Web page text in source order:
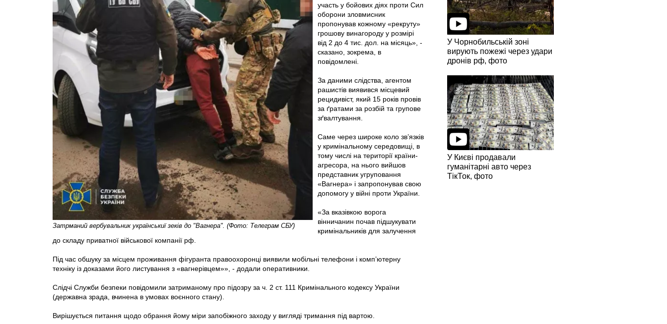
Затрманий вербувальник українськиї зеків до "Вагнера". (Фото: Телеграм СБУ)
участь у бойових діях проти Сил
оборони зловмисник
пропонував кожному «рекруту»
грошову винагороду у розмірі
від 2 до 4 тис. дол. на місяць», -
сказано, зокрема, в
повідомлені.
За даними слідства, агентом
рашистів виявився місцевий
рецидивіст, який 15 років провів
за ґратами за розбій та групове
зґвалтування.
Саме через широке коло зв’язків
у кримінальному середовищі, в
тому числі на території країни-
агресора, на нього вийшов
представник угруповання
«Вагнера» і запропонував свою
допомогу у війні проти України.
«За вказівкою ворога
вінничанин почав підшукувати
кримінальників для залучення
до складу приватної військової компанії рф.
Під час обшуку за місцем проживання фігуранта правоохоронці виявили мобільні телефони і комп’ютерну
техніку із доказами його листування з «вагнерівцем»», - додали оперативники.
Слідчі Служби безпеки повідомили затриманому про підозру за ч. 2 ст. 111 Кримінального кодексу України
(державна зрада, вчинена в умовах воєнного стану).
Вирішується питання щодо обрання йому міри запобіжного заходу у вигляді тримання під вартою.
У Чорнобильській зоні
вирують пожежі через удари
дронів рф, фото
У Києві продавали
гуманітарні авто через
ТікТок, фото